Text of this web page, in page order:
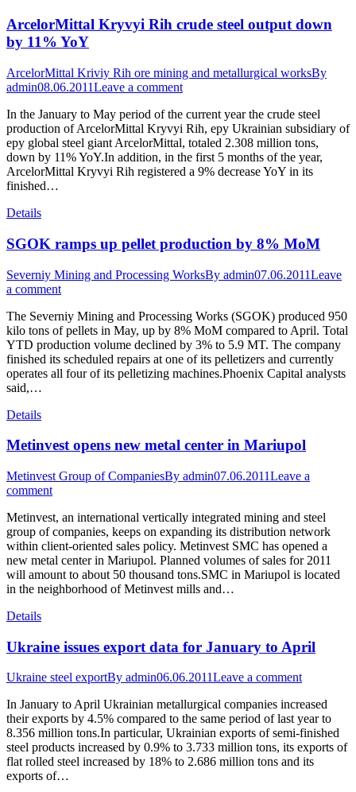
ArcelorMittal Kryvyi Rih crude steel output down
by 11% YoY
ArcelorMittal Kriviy Rih ore mining and metallurgical worksBy
admin08.06.2011Leave a comment
In the January to May period of the current year the crude steel
production of ArcelorMittal Kryvyi Rih, еру Ukrainian subsidiary of
еру global steel giant ArcelorMittal, totaled 2.308 million tons,
down by 11% YoY.In addition, in the first 5 months of the year,
ArcelorMittal Kryvyi Rih registered a 9% decrease YoY in its
finished…
Details
SGOK ramps up pellet production by 8% MoM
Severniy Mining and Processing WorksBy admin07.06.2011Leave
a comment
The Severniy Mining and Processing Works (SGOK) produced 950
kilo tons of pellets in May, up by 8% MoM compared to April. Total
YTD production volume declined by 3% to 5.9 MT. The company
finished its scheduled repairs at one of its pelletizers and currently
operates all four of its pelletizing machines.Phoenix Capital analysts
said,…
Details
Metinvest opens new metal center in Mariupol
Metinvest Group of CompaniesBy admin07.06.2011Leave a
comment
Metinvest, an international vertically integrated mining and steel
group of companies, keeps on expanding its distribution network
within client-oriented sales policy. Metinvest SMC has opened a
new metal center in Mariupol. Planned volumes of sales for 2011
will amount to about 50 thousand tons.SMC in Mariupol is located
in the neighborhood of Metinvest mills and…
Details
Ukraine issues export data for January to April
Ukraine steel exportBy admin06.06.2011Leave a comment
In January to April Ukrainian metallurgical companies increased
their exports by 4.5% compared to the same period of last year to
8.356 million tons.In particular, Ukrainian exports of semi-finished
steel products increased by 0.9% to 3.733 million tons, its exports of
flat rolled steel increased by 18% to 2.686 million tons and its
exports of…